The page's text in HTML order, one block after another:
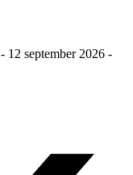
- 12 september 2026 -